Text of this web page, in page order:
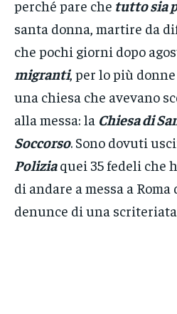
perché pare che tutto sia
santa donna, martire da
che pochi giorni dopo
migranti, per lo più
una chiesa che avevano
alla messa: la Chiesa di
Soccorso. Sono dovuti
Poliziaquei 35 fedeli che
di andare a messa a Roma
denunce di una